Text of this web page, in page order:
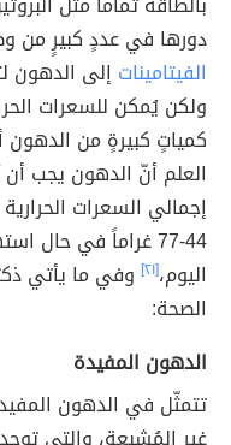
دورها في عددٍ كبيرٍ من
الفيتامينات إلى الدهون
ولكن يُمكن للسعرات
كمياتٍ كبيرةٍ من الدهون
إجمالي السعرات
اليوم،[٢١]
وفي ما يأتي
الصحة:
الدهون المفيدة
تتمثّل في الدهون